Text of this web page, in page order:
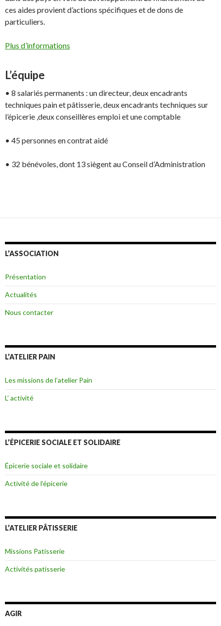
ces aides provient d’actions spécifiques et de dons de
particuliers.
Plus d’informations
L’équipe
• 8 salariés permanents : un directeur, deux encadrants
techniques pain et pâtisserie, deux encadrants techniques sur
l’épicerie ,deux conseillères emploi et une comptable
• 45 personnes en contrat aidé
• 32 bénévoles, dont 13 siègent au Conseil d’Administration
L’ASSOCIATION
Présentation
Actualités
Nous contacter
L’ATELIER PAIN
Les missions de l’atelier Pain
L’ activité
L’ÉPICERIE SOCIALE ET SOLIDAIRE
Épicerie sociale et solidaire
Activité de l’épicerie
L’ATELIER PÂTISSERIE
Missions Patisserie
Activités patisserie
AGIR